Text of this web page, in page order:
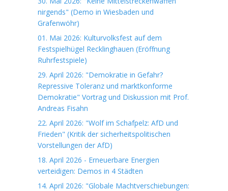
nirgends" (Demo in Wiesbaden und
Grafenwöhr)
01. Mai 2026: Kulturvolksfest auf dem
Festspielhügel Recklinghauen (Eröffnung
Ruhrfestspiele)
29. April 2026: "Demokratie in Gefahr?
Repressive Toleranz und marktkonforme
Demokratie" Vortrag und Diskussion mit Prof.
Andreas Fisahn
22. April 2026: "Wolf im Schafpelz: AfD und
Frieden" (Kritik der sicherheitspolitischen
Vorstellungen der AfD)
18. April 2026 - Erneuerbare Energien
verteidigen: Demos in 4 Städten
14. April 2026: "Globale Machtverschiebungen: